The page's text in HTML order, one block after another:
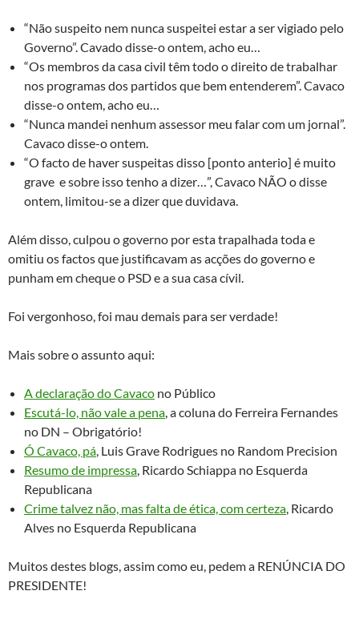
“Não suspeito nem nunca suspeitei estar a ser vigiado pelo
Governo”. Cavado disse-o ontem, acho eu…
“Os membros da casa civil têm todo o direito de trabalhar
nos programas dos partidos que bem entenderem”. Cavaco
disse-o ontem, acho eu…
“Nunca mandei nenhum assessor meu falar com um jornal”.
Cavaco disse-o ontem.
“O facto de haver suspeitas disso [ponto anterio] é muito
grave e sobre isso tenho a dizer…”, Cavaco NÃO o disse
ontem, limitou-se a dizer que duvidava.
Além disso, culpou o governo por esta trapalhada toda e
omitiu os factos que justificavam as acções do governo e
punham em cheque o PSD e a sua casa cívil.
Foi vergonhoso, foi mau demais para ser verdade!
Mais sobre o assunto aqui:
A declaração do Cavaco no Público
Escutá-lo, não vale a pena, a coluna do Ferreira Fernandes
no DN – Obrigatório!
Ó Cavaco, pá, Luis Grave Rodrigues no Random Precision
Resumo de impressa, Ricardo Schiappa no Esquerda
Republicana
Crime talvez não, mas falta de ética, com certeza, Ricardo
Alves no Esquerda Republicana
Muitos destes blogs, assim como eu, pedem a RENÚNCIA DO
PRESIDENTE!